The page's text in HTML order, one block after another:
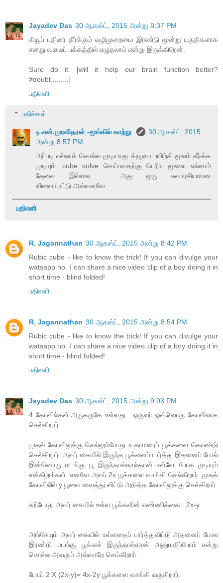
Jayadev Das 30 ஆகஸ்ட், 2015 அன்று 8:37 PM
கியூப் புதிரை தீர்க்கும் வழிமுறையை இரண்டு மூன்று பகுதிகளாக
எனது வலைப் பக்கத்தில் எழுதலாம் என்று இருக்கிறேன்.
Sure do it. [will it help our brain function better?
#doubt.........]
பதிலளி
பதில்கள்
டி.என்.முரளிதரன் -மூங்கில் காற்று
30 ஆகஸ்ட், 2015
அன்று 8:57 PM
அப்படி எல்லாம் சொல்ல முடியாது க்யூபை பயிற்சி மூலம் தீர்க்க
முடியும். cube solve செய்பவதற்கு பெரிய மூளை எல்லாம்
தேவை இல்லை. . அது ஒரு சுவாரசியமான
விளையாட்டு.அவ்வளவே
பதிலளி
R. Jagannathan 30 ஆகஸ்ட், 2015 அன்று 8:42 PM
Rubic cube - like to know the trick! If you can divulge your
watsapp no. I can share a nice video clip of a boy doing it in
short time - blind folded!
பதிலளி
R. Jagannathan 30 ஆகஸ்ட், 2015 அன்று 8:54 PM
Rubic cube - like to know the trick! If you can divulge your
watsapp no. I can share a nice video clip of a boy doing it in
short time - blind folded!
பதிலளி
Jayadev Das 30 ஆகஸ்ட், 2015 அன்று 9:03 PM
4 கோவில்கள் அருகருகே உள்ளது . ஒருவர் ஒவ்வொரு கோவிலாக
செல்கிறார்.
முதல் கோவிலுக்கு செல்லும்போது x தாமரைப் பூக்களை கொண்டு
செல்கிறார். அவர் கையில் இருந்த பூக்ளைப் பார்த்து இதனைப் போல்
இன்னொரு மடங்கு பூ இருந்தால்தால்தான் உள்ளே போக முடியும்
என்கிறார்கள். எனவே அவர் 2x பூக்களை வாங்கி செல்கிறார். முதல்
கோவிலில் y பூவை வைத்து விட்டு அடுத்த கோவிலுக்கு செல்கிறார்.
தற்போது அவர் கையில் உள்ள பூக்களின் எண்ணிக்கை : 2x-y
அங்கேயும் அவர் கையில் உள்ளதைப் பார்த்துவிட்டு அதனைப் போல
இரண்டு மடங்கு பூக்கள் இருந்தால்தான் அனுமதிப்போம் என்று
சொல்ல அவரும் அவ்வாறே செய்கிறார்.
போய் 2 X (2x-y)= 4x-2y பூக்களை வாங்கி வருகிறார்.